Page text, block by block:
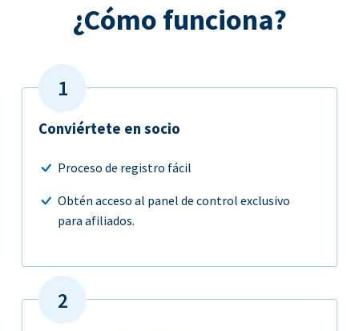
¿Cómo funciona?
Conviértete en socio
Proceso de registro fácil
Obtén acceso al panel de control exclusivo
para afiliados.